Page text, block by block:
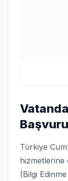
Türkiye
hizmetlerine
(Bilgi